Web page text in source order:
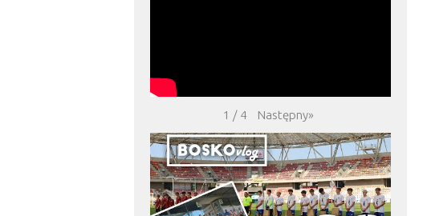
1 / 4 Następny»